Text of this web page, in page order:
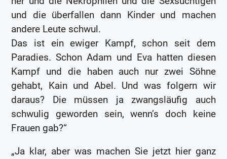
und die überfallen dann Kinder und machen
andere Leute schwul.
Das ist ein ewiger Kampf, schon seit dem
Paradies. Schon Adam und Eva hatten diesen
Kampf und die haben auch nur zwei Söhne
gehabt, Kain und Abel. Und was folgern wir
daraus? Die müssen ja zwangsläufig auch
schwulig geworden sein, wenn’s doch keine
Frauen gab?“
„Ja klar, aber was machen Sie jetzt hier ganz